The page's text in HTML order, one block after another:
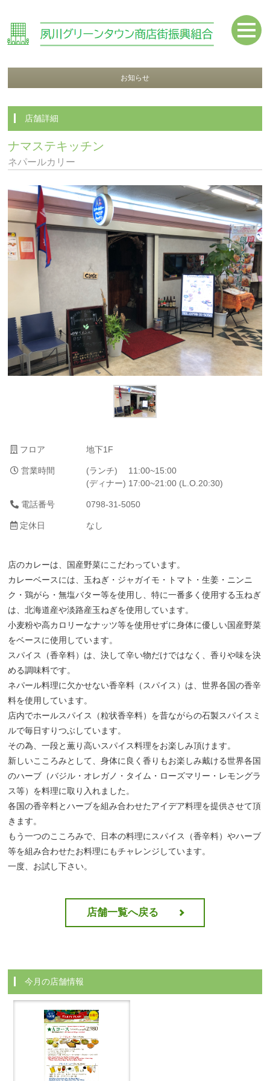
お知らせ
店舗詳細
ナマステキッチン
ネパールカリー
フロア 地下1F
営業時間
(ランチ) 11:00~15:00
(ディナー) 17:00~21:00 (L.O.20:30)
電話番号 0798-31-5050
定休日 なし
店のカレーは、国産野菜にこだわっています。
カレーベースには、玉ねぎ・ジャガイモ・トマト・生姜・ニンニ
ク・鶏がら・無塩バター等を使用し、特に一番多く使用する玉ねぎ
は、北海道産や淡路産玉ねぎを使用しています。
小麦粉や高カロリーなナッツ等を使用せずに身体に優しい国産野菜
をベースに使用しています。
スパイス（香辛料）は、決して辛い物だけではなく、香りや味を決
める調味料です。
ネパール料理に欠かせない香辛料（スパイス）は、世界各国の香辛
料を使用しています。
店内でホールスパイス（粒状香辛料）を昔ながらの石製スパイスミ
ルで毎日すりつぶしています。
その為、一段と薫り高いスパイス料理をお楽しみ頂けます。
新しいこころみとして、身体に良く香りもお楽しみ戴ける世界各国
のハーブ（バジル・オレガノ・タイム・ローズマリー・レモングラ
ス等）を料理に取り入れました。
各国の香辛料とハーブを組み合わせたアイデア料理を提供させて頂
きます。
もう一つのこころみで、日本の料理にスパイス（香辛料）やハーブ
等を組み合わせたお料理にもチャレンジしています。
一度、お試し下さい。
店舗一覧へ戻る
今月の店舗情報